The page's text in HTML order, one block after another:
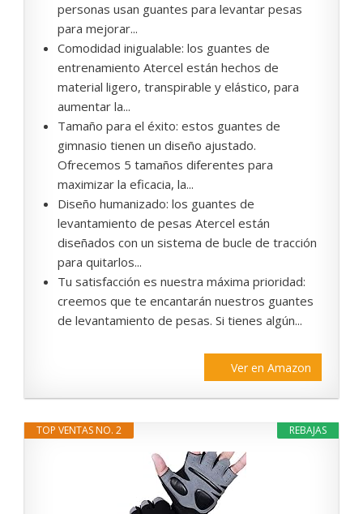
personas usan guantes para levantar pesas
para mejorar...
Comodidad inigualable: los guantes de
entrenamiento Atercel están hechos de
material ligero, transpirable y elástico, para
aumentar la...
Tamaño para el éxito: estos guantes de
gimnasio tienen un diseño ajustado.
Ofrecemos 5 tamaños diferentes para
maximizar la eficacia, la...
Diseño humanizado: los guantes de
levantamiento de pesas Atercel están
diseñados con un sistema de bucle de tracción
para quitarlos...
Tu satisfacción es nuestra máxima prioridad:
creemos que te encantarán nuestros guantes
de levantamiento de pesas. Si tienes algún...
Ver en Amazon
REBAJAS
TOP VENTAS NO. 2